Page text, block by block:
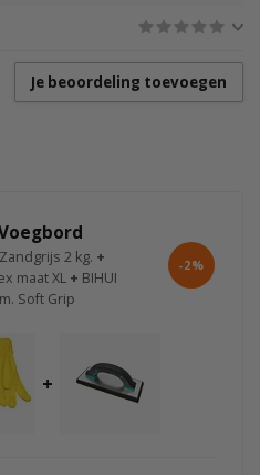
Je beoordeling toevoegen
2 kg. +
maat XL + BIHUI
Soft Grip
-2%
+